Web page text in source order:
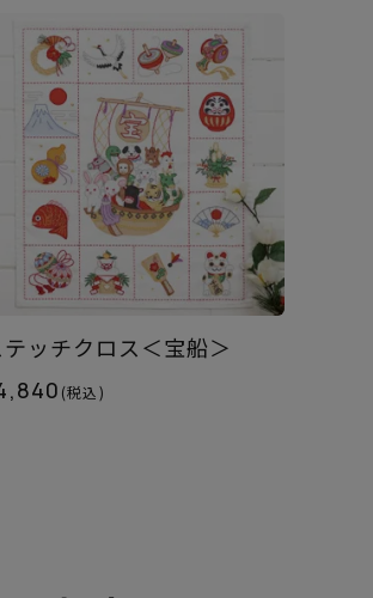
テッチクロス＜宝船＞
(税込)